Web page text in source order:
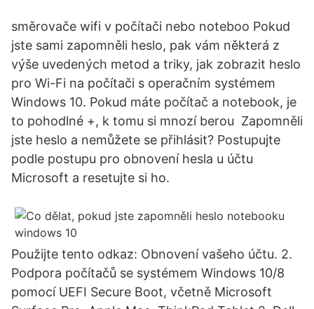
směrovače wifi v počítači nebo noteboo Pokud
jste sami zapomněli heslo, pak vám některá z
výše uvedených metod a triky, jak zobrazit heslo
pro Wi-Fi na počítači s operačním systémem
Windows 10. Pokud máte počítač a notebook, je
to pohodlné +, k tomu si mnozí berou Zapomněli
jste heslo a nemůžete se přihlásit? Postupujte
podle postupu pro obnovení hesla u účtu
Microsoft a resetujte si ho.
Použijte tento odkaz: Obnovení vašeho účtu. 2.
Podpora počítačů se systémem Windows 10/8
pomocí UEFI Secure Boot, včetně Microsoft